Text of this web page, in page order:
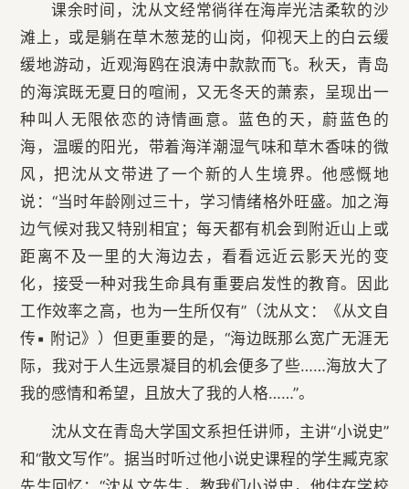
课余时间，沈从文经常徜徉在海岸光洁柔软的沙
滩上，或是躺在草木葱茏的山岗，仰视天上的白云缓
缓地游动，近观海鸥在浪涛中款款而飞。秋天，青岛
的海滨既无夏日的喧闹，又无冬天的萧索，呈现出一
种叫人无限依恋的诗情画意。蓝色的天，蔚蓝色的
海，温暖的阳光，带着海洋潮湿气味和草木香味的微
风，把沈从文带进了一个新的人生境界。他感慨地
说：“当时年龄刚过三十，学习情绪格外旺盛。加之海
边气候对我又特别相宜；每天都有机会到附近山上或
距离不及一里的大海边去，看看远近云影天光的变
化，接受一种对我生命具有重要启发性的教育。因此
工作效率之高，也为一生所仅有”（沈从文：《从文自
传▪ 附记》）但更重要的是，“海边既那么宽广无涯无
际，我对于人生远景凝目的机会便多了些……海放大了
我的感情和希望，且放大了我的人格……”。
沈从文在青岛大学国文系担任讲师，主讲“小说史”
和“散文写作”。据当时听过他小说史课程的学生臧克家